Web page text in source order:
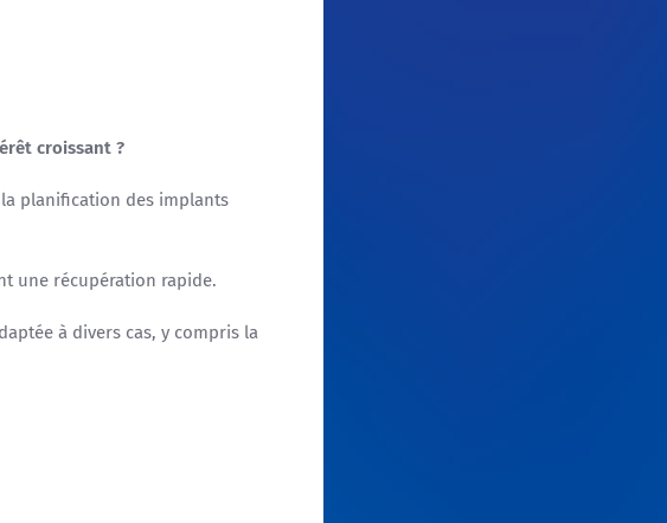
croissant ?
planification des implants
une récupération rapide.
à divers cas, y compris la